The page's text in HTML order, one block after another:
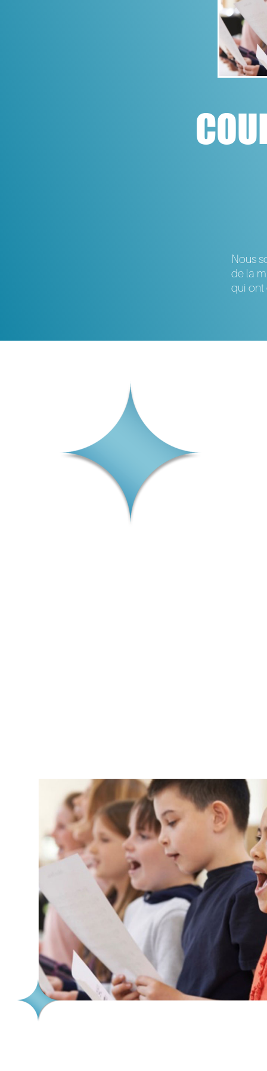
Nous
de la
qui ont